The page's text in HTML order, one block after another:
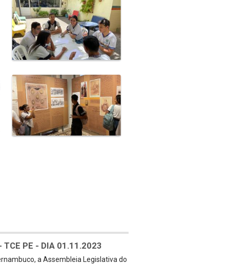
TCE PE - DIA 01.11.2023
a Assembleia Legislativa do